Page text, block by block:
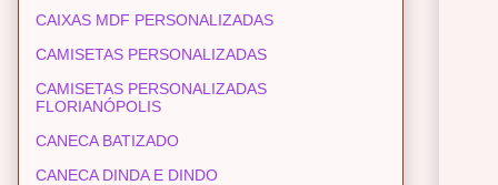
CAIXAS MDF PERSONALIZADAS
CAMISETAS PERSONALIZADAS
CAMISETAS PERSONALIZADAS
FLORIANÓPOLIS
CANECA BATIZADO
CANECA DINDA E DINDO